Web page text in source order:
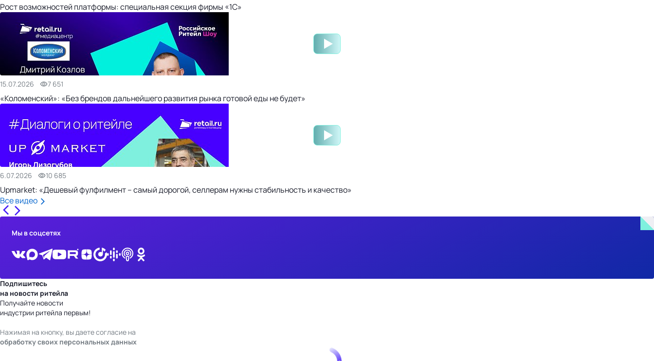
Рост возможностей платформы: специальная секция фирмы «1С»
15.07.2026 7 651
«Коломенский»: «Без брендов дальнейшего развития рынка готовой еды не будет»
6.07.2026 10 685
Upmarket: «Дешевый фулфилмент – самый дорогой, селлерам нужны стабильность и качество»
Все видео
Мы в соцсетях
Подпишитесь
на новости ритейла
Получайте новости
индустрии ритейла первым!
Нажимая на кнопку, вы даете согласие на
обработку своих персональных данных